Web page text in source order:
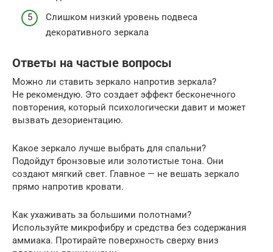
Слишком низкий уровень подвеса
декоративного зеркала
Ответы на частые вопросы
Можно ли ставить зеркало напротив зеркала?
Не рекомендую. Это создает эффект бесконечного
повторения, который психологически давит и может
вызвать дезориентацию.
Какое зеркало лучше выбрать для спальни?
Подойдут бронзовые или золотистые тона. Они
создают мягкий свет. Главное — не вешать зеркало
прямо напротив кровати.
Как ухаживать за большими полотнами?
Используйте микрофибру и средства без содержания
аммиака. Протирайте поверхность сверху вниз